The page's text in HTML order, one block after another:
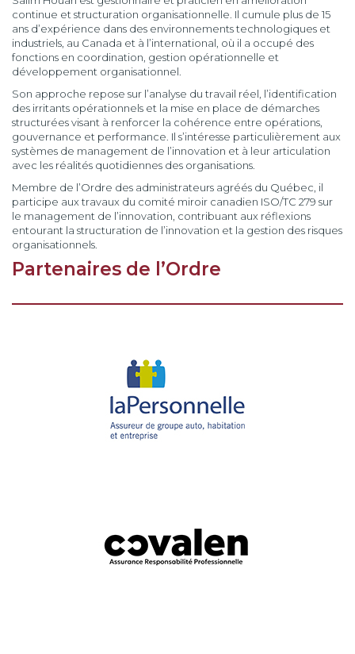
continue et structuration organisationnelle. Il cumule plus de 15
ans d’expérience dans des environnements technologiques et
industriels, au Canada et à l’international, où il a occupé des
fonctions en coordination, gestion opérationnelle et
développement organisationnel.
Son approche repose sur l’analyse du travail réel, l’identification
des irritants opérationnels et la mise en place de démarches
structurées visant à renforcer la cohérence entre opérations,
gouvernance et performance. Il s’intéresse particulièrement aux
systèmes de management de l’innovation et à leur articulation
avec les réalités quotidiennes des organisations.
Membre de l’Ordre des administrateurs agréés du Québec, il
participe aux travaux du comité miroir canadien ISO/TC 279 sur
le management de l’innovation, contribuant aux réflexions
entourant la structuration de l’innovation et la gestion des risques
organisationnels.
Partenaires de l’Ordre